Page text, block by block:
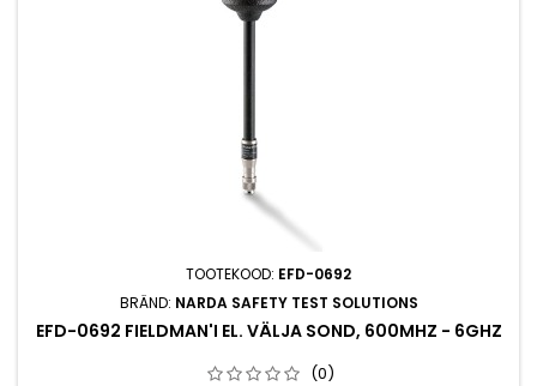
TOOTEKOOD: EFD-0692
BRÄND: NARDA SAFETY TEST SOLUTIONS
EFD-0692 FIELDMAN'I EL. VÄLJA SOND, 600MHZ - 6GHZ
(0)